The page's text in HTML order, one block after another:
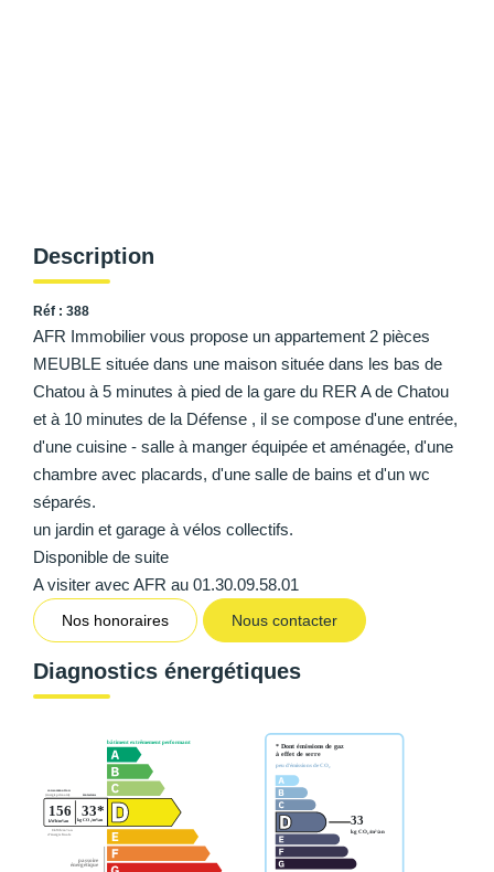
Description
Réf : 388
AFR Immobilier vous propose un appartement 2 pièces
MEUBLE située dans une maison située dans les bas de
Chatou à 5 minutes à pied de la gare du RER A de Chatou
et à 10 minutes de la Défense , il se compose d'une entrée,
d'une cuisine - salle à manger équipée et aménagée, d'une
chambre avec placards, d'une salle de bains et d'un wc
séparés.
un jardin et garage à vélos collectifs.
Disponible de suite
A visiter avec AFR au 01.30.09.58.01
Nos honoraires Nous contacter
Diagnostics énergétiques